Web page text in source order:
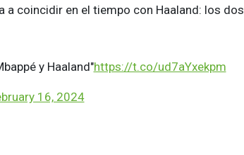
a coincidir en el tiempo con Haaland: los dos
y Haaland"https://t.co/ud7aYxekpm
16, 2024